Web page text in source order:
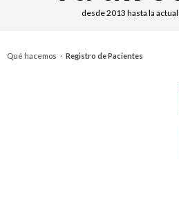
desde 2013 hasta la
Qué hacemos · Registro de Pacientes